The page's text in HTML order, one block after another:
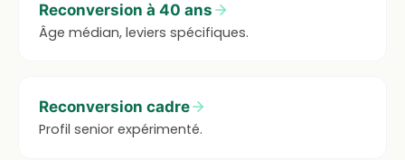
Reconversion à 40 ans
Âge médian, leviers spécifiques.
Reconversion cadre
Profil senior expérimenté.